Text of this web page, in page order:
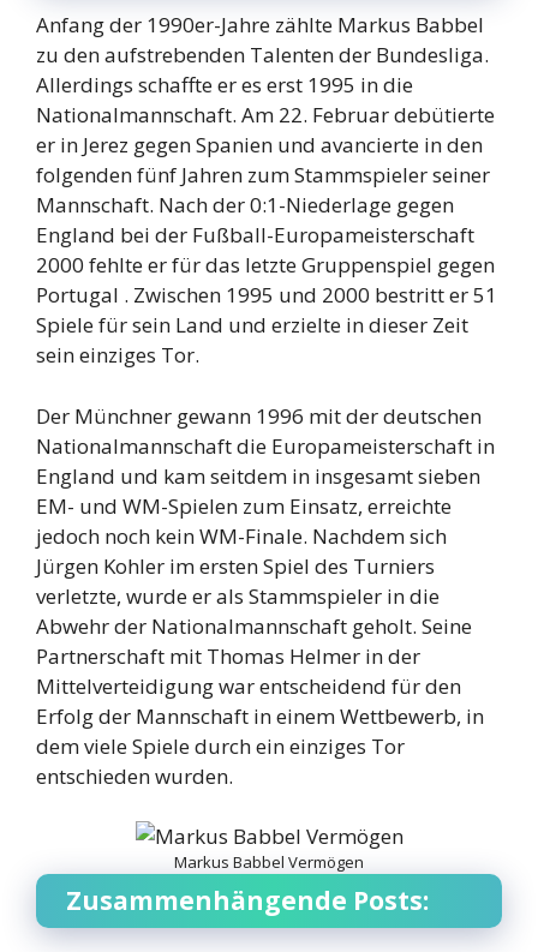
Anfang der 1990er-Jahre zählte Markus Babbel
zu den aufstrebenden Talenten der Bundesliga.
Allerdings schaffte er es erst 1995 in die
Nationalmannschaft. Am 22. Februar debütierte
er in Jerez gegen Spanien und avancierte in den
folgenden fünf Jahren zum Stammspieler seiner
Mannschaft. Nach der 0:1-Niederlage gegen
England bei der Fußball-Europameisterschaft
2000 fehlte er für das letzte Gruppenspiel gegen
Portugal . Zwischen 1995 und 2000 bestritt er 51
Spiele für sein Land und erzielte in dieser Zeit
sein einziges Tor.
Der Münchner gewann 1996 mit der deutschen
Nationalmannschaft die Europameisterschaft in
England und kam seitdem in insgesamt sieben
EM- und WM-Spielen zum Einsatz, erreichte
jedoch noch kein WM-Finale. Nachdem sich
Jürgen Kohler im ersten Spiel des Turniers
verletzte, wurde er als Stammspieler in die
Abwehr der Nationalmannschaft geholt. Seine
Partnerschaft mit Thomas Helmer in der
Mittelverteidigung war entscheidend für den
Erfolg der Mannschaft in einem Wettbewerb, in
dem viele Spiele durch ein einziges Tor
entschieden wurden.
Markus Babbel Vermögen
Zusammenhängende Posts: